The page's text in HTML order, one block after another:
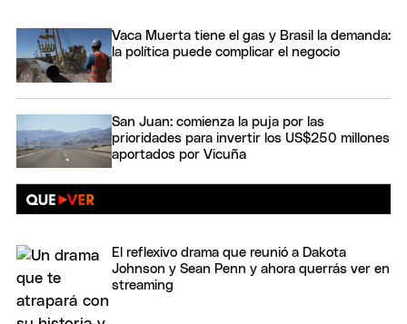
Vaca Muerta tiene el gas y Brasil la demanda:
la política puede complicar el negocio
San Juan: comienza la puja por las
prioridades para invertir los US$250 millones
aportados por Vicuña
El reflexivo drama que reunió a Dakota
Johnson y Sean Penn y ahora querrás ver en
streaming